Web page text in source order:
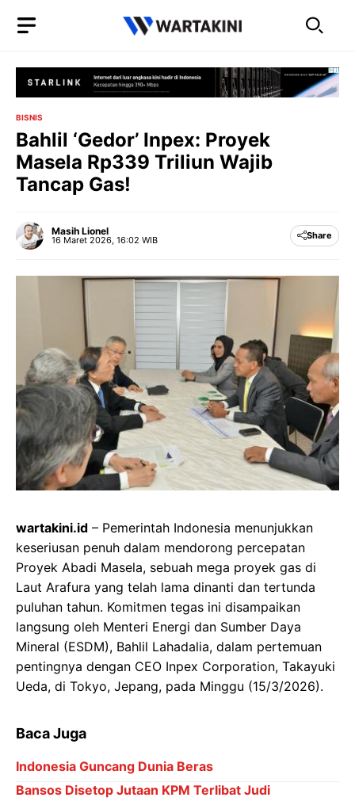
BISNIS
Bahlil ‘Gedor’ Inpex: Proyek
Masela Rp339 Triliun Wajib
Tancap Gas!
Masih Lionel
16 Maret 2026, 16:02 WIB Share
wartakini.id – Pemerintah Indonesia menunjukkan
keseriusan penuh dalam mendorong percepatan
Proyek Abadi Masela, sebuah mega proyek gas di
Laut Arafura yang telah lama dinanti dan tertunda
puluhan tahun. Komitmen tegas ini disampaikan
langsung oleh Menteri Energi dan Sumber Daya
Mineral (ESDM), Bahlil Lahadalia, dalam pertemuan
pentingnya dengan CEO Inpex Corporation, Takayuki
Ueda, di Tokyo, Jepang, pada Minggu (15/3/2026).
Baca Juga
Indonesia Guncang Dunia Beras
Bansos Disetop Jutaan KPM Terlibat Judi